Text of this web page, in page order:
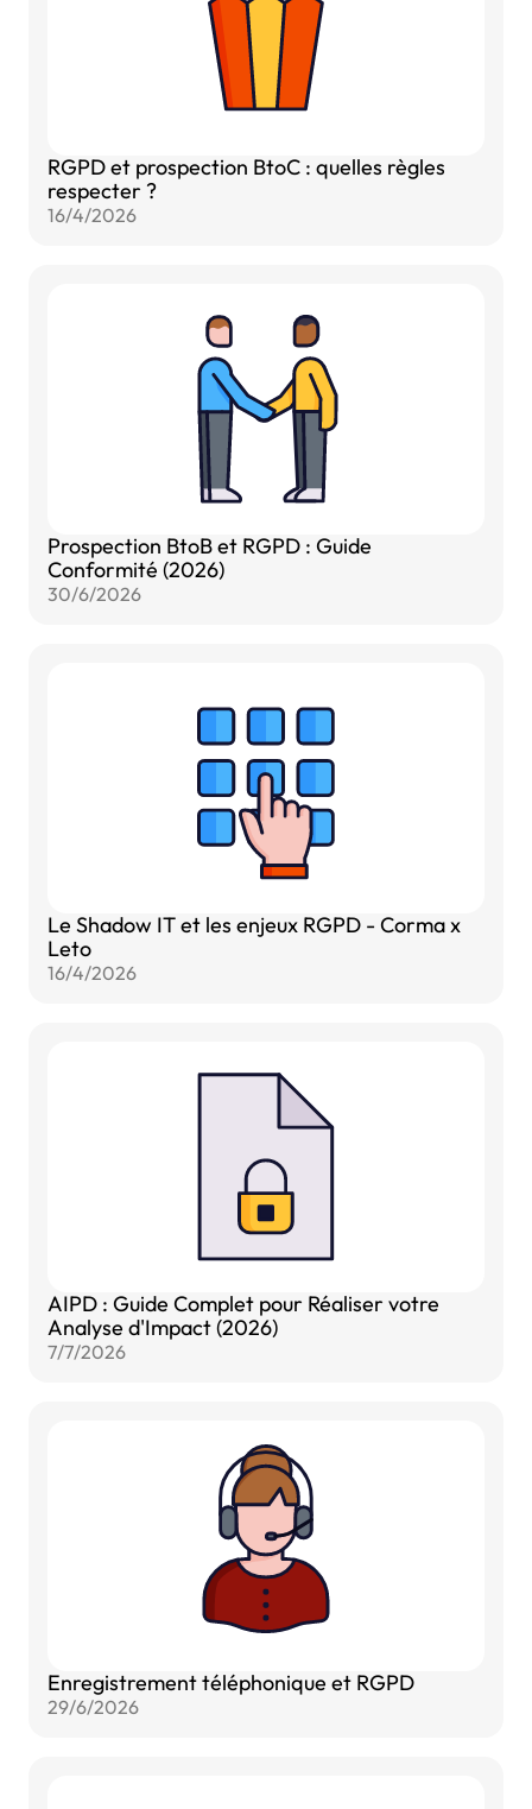
RGPD et prospection BtoC : quelles règles
respecter ?
16/4/2026
Prospection BtoB et RGPD : Guide
Conformité (2026)
30/6/2026
Le Shadow IT et les enjeux RGPD - Corma x
Leto
16/4/2026
AIPD : Guide Complet pour Réaliser votre
Analyse d'Impact (2026)
7/7/2026
Enregistrement téléphonique et RGPD
29/6/2026